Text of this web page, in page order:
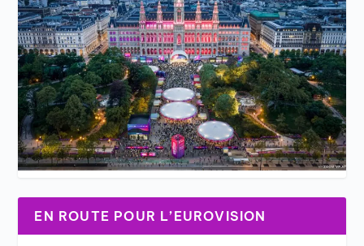
EN ROUTE POUR L’EUROVISION